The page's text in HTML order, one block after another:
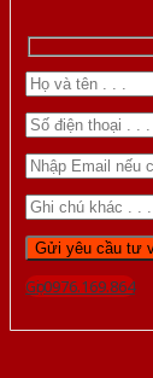
Gọi 0976.169.864